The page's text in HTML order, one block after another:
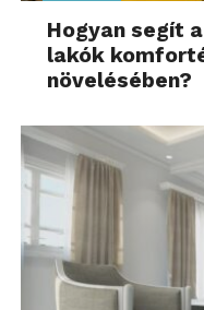
Hogyan segít
lakók
növelésében?